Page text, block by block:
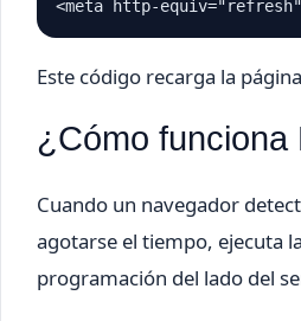
<meta http-
Este código recarga la
¿Cómo funciona
Cuando un navegador
agotarse el tiempo, ejecuta
programación del lado del